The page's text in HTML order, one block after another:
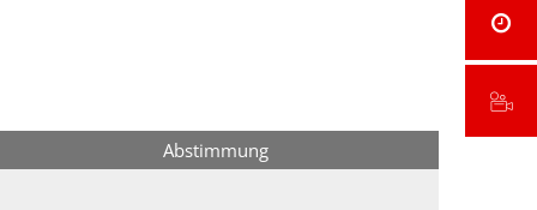
Abstimmung